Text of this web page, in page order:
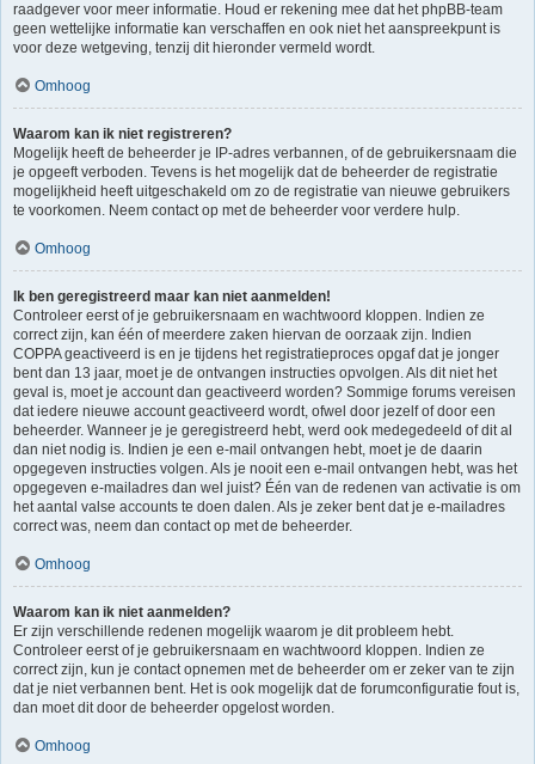
raadgever voor meer informatie. Houd er rekening mee dat het phpBB-team
geen wettelijke informatie kan verschaffen en ook niet het aanspreekpunt is
voor deze wetgeving, tenzij dit hieronder vermeld wordt.
Omhoog
Waarom kan ik niet registreren?
Mogelijk heeft de beheerder je IP-adres verbannen, of de gebruikersnaam die
je opgeeft verboden. Tevens is het mogelijk dat de beheerder de registratie
mogelijkheid heeft uitgeschakeld om zo de registratie van nieuwe gebruikers
te voorkomen. Neem contact op met de beheerder voor verdere hulp.
Omhoog
Ik ben geregistreerd maar kan niet aanmelden!
Controleer eerst of je gebruikersnaam en wachtwoord kloppen. Indien ze
correct zijn, kan één of meerdere zaken hiervan de oorzaak zijn. Indien
COPPA geactiveerd is en je tijdens het registratieproces opgaf dat je jonger
bent dan 13 jaar, moet je de ontvangen instructies opvolgen. Als dit niet het
geval is, moet je account dan geactiveerd worden? Sommige forums vereisen
dat iedere nieuwe account geactiveerd wordt, ofwel door jezelf of door een
beheerder. Wanneer je je geregistreerd hebt, werd ook medegedeeld of dit al
dan niet nodig is. Indien je een e-mail ontvangen hebt, moet je de daarin
opgegeven instructies volgen. Als je nooit een e-mail ontvangen hebt, was het
opgegeven e-mailadres dan wel juist? Één van de redenen van activatie is om
het aantal valse accounts te doen dalen. Als je zeker bent dat je e-mailadres
correct was, neem dan contact op met de beheerder.
Omhoog
Waarom kan ik niet aanmelden?
Er zijn verschillende redenen mogelijk waarom je dit probleem hebt.
Controleer eerst of je gebruikersnaam en wachtwoord kloppen. Indien ze
correct zijn, kun je contact opnemen met de beheerder om er zeker van te zijn
dat je niet verbannen bent. Het is ook mogelijk dat de forumconfiguratie fout is,
dan moet dit door de beheerder opgelost worden.
Omhoog